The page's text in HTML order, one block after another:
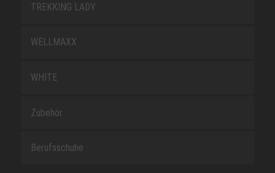
TREKKING LADY
WELLMAXX
WHITE
Zubehör
Berufsschuhe